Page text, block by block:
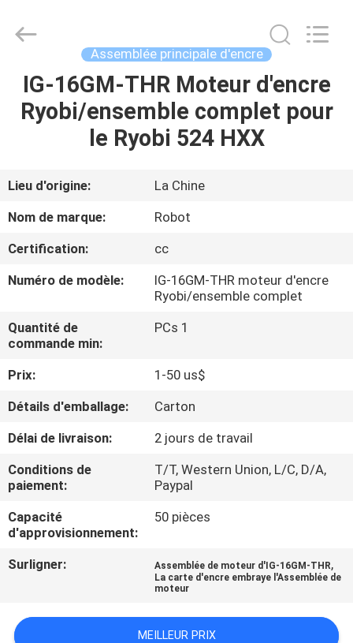
MAISON
PRODUITS
AU
SUJET
DE
VISITE
D'USINE
DE
QUALITÉ
CONTACTEZ-
NOUS
DEMANDEZ
CITATION
Ryobi
inkkey-
motor.com.
Assemblée principale d'encre
IG-16GM-THR Moteur d'encre
Ryobi/ensemble complet pour
le Ryobi 524 HXX
Lieu d'origine:
La Chine
Nom de marque:
Robot
Certification:
cc
Numéro de modèle:
IG-16GM-THR moteur d'encre
Ryobi/ensemble complet
Quantité de
commande min:
PCs 1
Prix:
1-50 us$
Détails d'emballage:
Carton
Délai de livraison:
2 jours de travail
Conditions de
paiement:
T/T, Western Union, L/C, D/A,
Paypal
Capacité
d'approvisionnement:
50 pièces
Surligner: Assemblée de moteur d'IG-16GM-THR,
La carte d'encre embraye l'Assemblée de
moteur
MEILLEUR PRIX